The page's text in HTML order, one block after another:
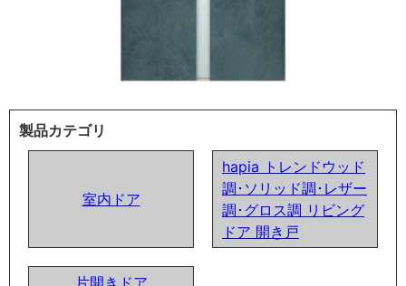
製品カテゴリ
室内ドア
hapia トレンドウッド
調･ソリッド調･レザー
調･グロス調 リビング
ドア 開き戸
片開きドア